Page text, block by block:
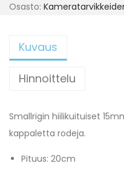
Osasto:
Kuvaus
Hinnoittelu
Smallrigin hiilikuituiset
kappaletta rodeja.
Pituus: 20cm